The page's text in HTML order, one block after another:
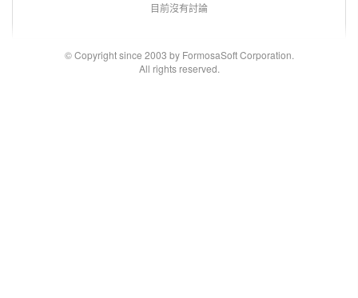
目前沒有討論
© Copyright since 2003 by FormosaSoft Corporation.
All rights reserved.